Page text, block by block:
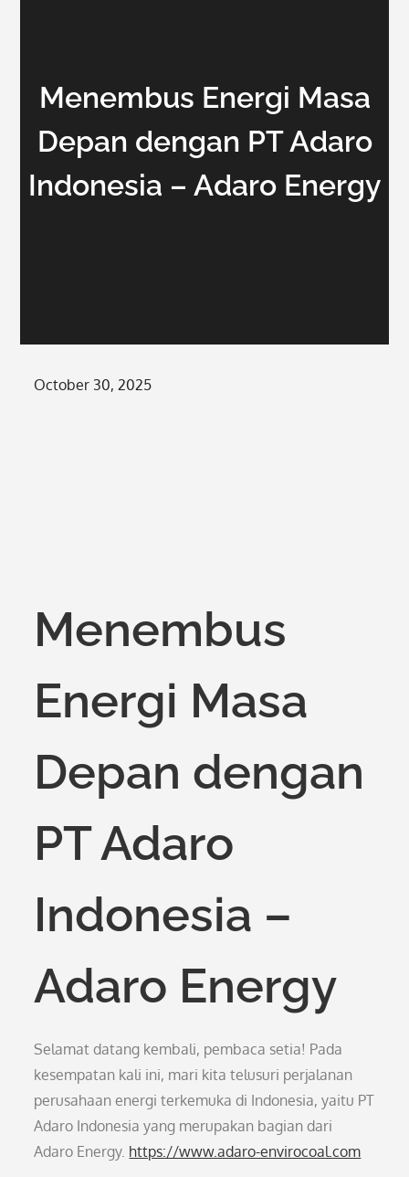
Menembus Energi Masa
Depan dengan PT Adaro
Indonesia – Adaro Energy
Posted
October 30, 2025
Menembus
Energi Masa
Depan dengan
PT Adaro
Indonesia –
Adaro Energy
Selamat datang kembali, pembaca setia! Pada
kesempatan kali ini, mari kita telusuri perjalanan
perusahaan energi terkemuka di Indonesia, yaitu PT
Adaro Indonesia yang merupakan bagian dari
Adaro Energy. https://www.adaro-envirocoal.com